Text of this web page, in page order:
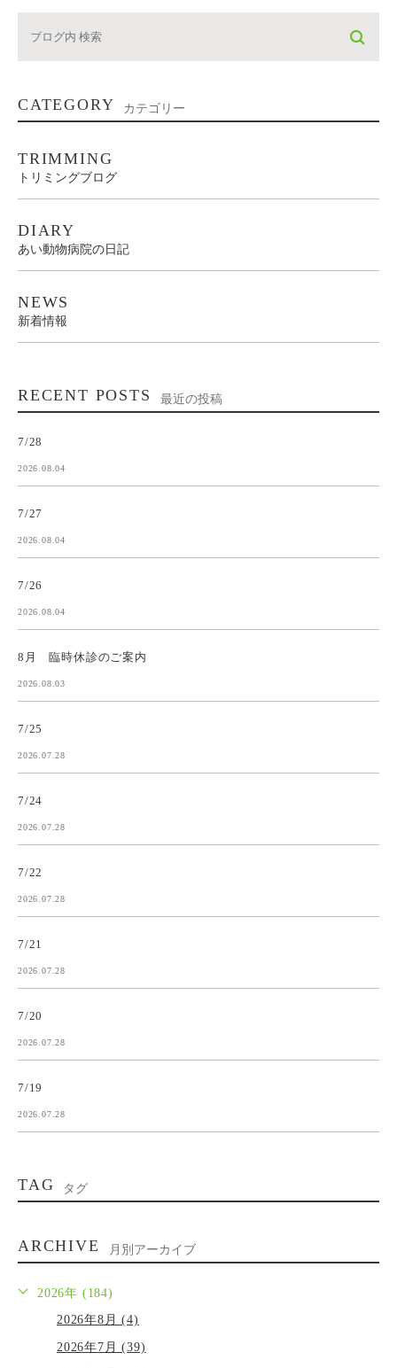
CATEGORY カテゴリー
TRIMMING
トリミングブログ
DIARY
あい動物病院の日記
NEWS
新着情報
RECENT POSTS 最近の投稿
7/28
2026.08.04
7/27
2026.08.04
7/26
2026.08.04
8月 臨時休診のご案内
2026.08.03
7/25
2026.07.28
7/24
2026.07.28
7/22
2026.07.28
7/21
2026.07.28
7/20
2026.07.28
7/19
2026.07.28
TAG タグ
ARCHIVE 月別アーカイブ
2026年 (184)
2026年8月 (4)
2026年7月 (39)